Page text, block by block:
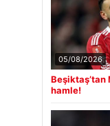
05/08/2026
Beşiktaş’tan
hamle!